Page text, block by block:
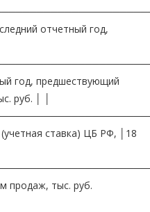
отчетный год,
год, предшествующий
руб. │ │
ставка) ЦБ РФ, │18
продаж, тыс. руб.